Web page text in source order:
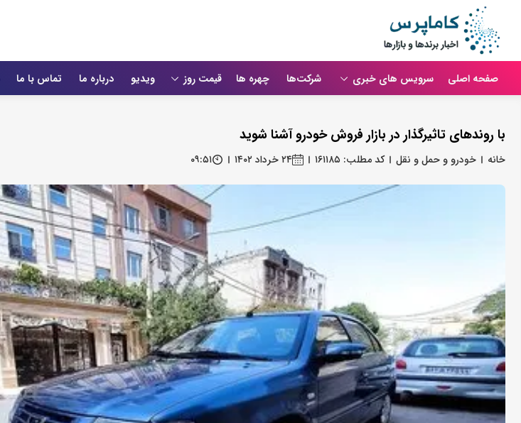
صفحه اصلی سرویس های خبری شرکت‌ها چهره ها قیمت روز ویدیو درباره ما تماس با ما
با روندهای تاثیرگذار در بازار فروش خودرو آشنا شوید
خانه خودرو و حمل و نقل کد مطلب: ۱۶۱۱۸۵ ۲۴ خرداد ۱۴۰۲ ۰۹:۵۱